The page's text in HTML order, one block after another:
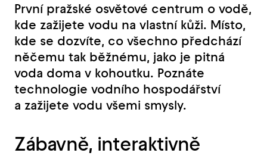
První pražské osvětové centrum o vodě,
kde zažijete vodu na vlastní kůži. Místo,
kde se dozvíte, co všechno předchází
něčemu tak běžnému, jako je pitná
voda doma v kohoutku. Poznáte
technologie vodního hospodářství
a zažijete vodu všemi smysly.
Zábavně, interaktivně